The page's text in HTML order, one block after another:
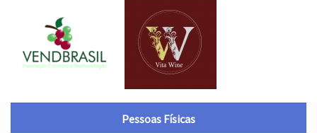
Pessoas Físicas